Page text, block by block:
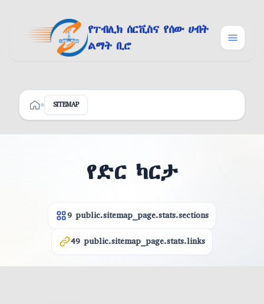
የፐብሊክ ሰርቪስና የሰው ሀብት
ልማት ቢሮ
ዋና ገፅ SITEMAP
የድር ካርታ
9 public.sitemap_page.stats.sections
49 public.sitemap_page.stats.links